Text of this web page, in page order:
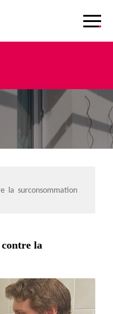
la surconsommation
la